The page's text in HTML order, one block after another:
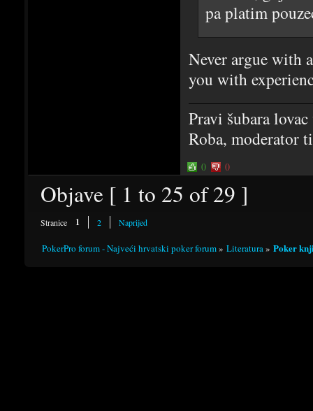
pa platim
Never argue with
you with
Pravi šubara
Roba, moderator
0 0
Objave [ 1 to 25 of 29 ]
Stranice 1 2 Naprijed
PokerPro forum - Najveći hrvatski poker forum» Literatura» Poker